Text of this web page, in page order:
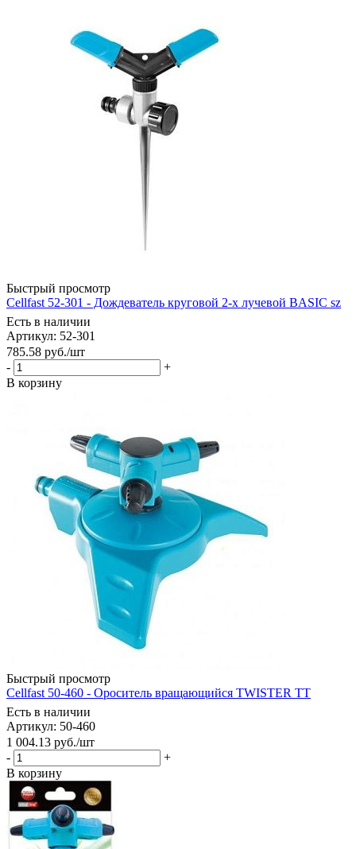
Быстрый просмотр
Cellfast 52-301 - Дождеватель круговой 2-х лучевой BASIC sz
Есть в наличии
Артикул: 52-301
785.58 руб./шт
-
+
В корзину
Быстрый просмотр
Cellfast 50-460 - Ороситель вращающийся TWISTER TT
Есть в наличии
Артикул: 50-460
1 004.13 руб./шт
-
+
В корзину